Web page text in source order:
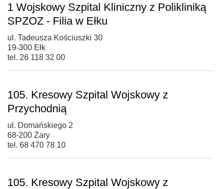
1 Wojskowy Szpital Kliniczny z Polikliniką
SPZOZ - Filia w Ełku
ul. Tadeusza Kościuszki 30
19-300 Ełk
tel. 26 118 32 00
105. Kresowy Szpital Wojskowy z
Przychodnią
ul. Domańskiego 2
68-200 Żary
tel. 68 470 78 10
105. Kresowy Szpital Wojskowy z